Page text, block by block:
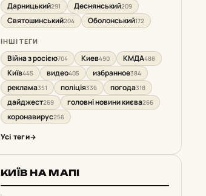
Дарницький291 Деснянський209
Святошинський204 Оболонський172
ІНШІ ТЕГИ
Війна з росією704 Киев490 КМДА488
Київ445 видео405 избранное384
реклама351 поліція336 погода318
дайджест269 головні новини києва266
коронавирус256
Усі теги
КИЇВ НА МАПІ